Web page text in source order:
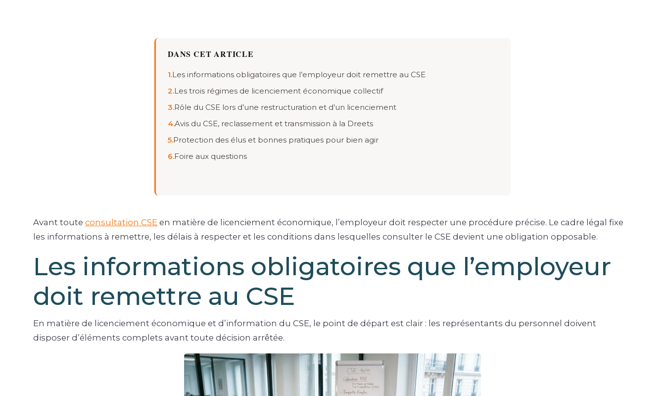
DANS CET ARTICLE
1.Les informations obligatoires que l’employeur doit remettre au CSE
2.Les trois régimes de licenciement économique collectif
3.Rôle du CSE lors d’une restructuration et d’un licenciement
4.Avis du CSE, reclassement et transmission à la Dreets
5.Protection des élus et bonnes pratiques pour bien agir
6.Foire aux questions
Avant touteconsultation CSE en matière de licenciement économique, l’employeur doit respecter une procédure précise. Le cadre légal fixe
les informations à remettre, les délais à respecter et les conditions dans lesquelles consulter le CSE devient une obligation opposable.
Les informations obligatoires que l’employeur
doit remettre au CSE
En matière de licenciement économique et d’information du CSE, le point de départ est clair : les représentants du personnel doivent
disposer d’éléments complets avant toute décision arrêtée.